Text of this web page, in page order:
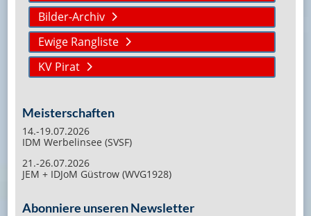
Bilder-Archiv
Ewige Rangliste
KV Pirat
Meisterschaften
14.-19.07.2026
IDM Werbelinsee (SVSF)
21.-26.07.2026
JEM + IDJoM Güstrow (WVG1928)
Abonniere unseren Newsletter